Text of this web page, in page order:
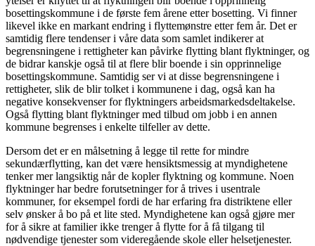
bosettingskommune i de første fem årene etter bosetting. Vi finner
likevel ikke en markant endring i flyttemønstre etter fem år. Det er
samtidig flere tendenser i våre data som samlet indikerer at
begrensningene i rettigheter kan påvirke flytting blant flyktninger, og
de bidrar kanskje også til at flere blir boende i sin opprinnelige
bosettingskommune. Samtidig ser vi at disse begrensningene i
rettigheter, slik de blir tolket i kommunene i dag, også kan ha
negative konsekvenser for flyktningers arbeidsmarkedsdeltakelse.
Også flytting blant flyktninger med tilbud om jobb i en annen
kommune begrenses i enkelte tilfeller av dette.
Dersom det er en målsetning å legge til rette for mindre
sekundærflytting, kan det være hensiktsmessig at myndighetene
tenker mer langsiktig når de kopler flyktning og kommune. Noen
flyktninger har bedre forutsetninger for å trives i usentrale
kommuner, for eksempel fordi de har erfaring fra distriktene eller
selv ønsker å bo på et lite sted. Myndighetene kan også gjøre mer
for å sikre at familier ikke trenger å flytte for å få tilgang til
nødvendige tjenester som videregående skole eller helsetjenester.